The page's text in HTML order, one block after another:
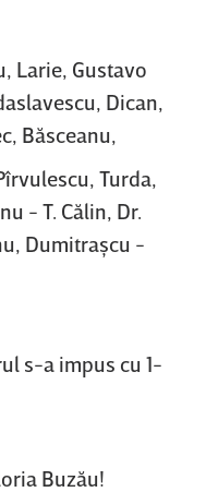
Larie, Gustavo
Dican,
Băsceanu,
Turda,
- T. Călin, Dr.
Dumitraşcu -
s-a impus cu 1-
Buzău!